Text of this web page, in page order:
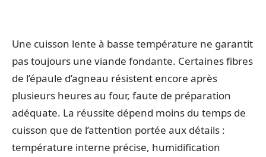
Une cuisson lente à basse température ne garantit
pas toujours une viande fondante. Certaines fibres
de l’épaule d’agneau résistent encore après
plusieurs heures au four, faute de préparation
adéquate. La réussite dépend moins du temps de
cuisson que de l’attention portée aux détails :
température interne précise, humidification